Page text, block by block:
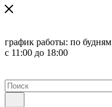
график работы: по будням
с 11:00 до 18:00